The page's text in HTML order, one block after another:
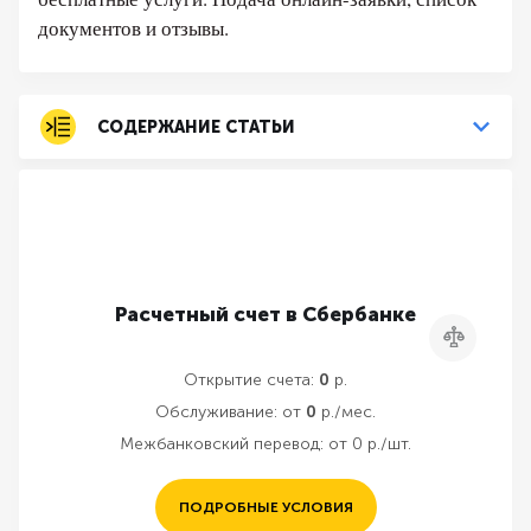
документов и отзывы.
СОДЕРЖАНИЕ СТАТЬИ
Расчетный счет в Сбербанке
Сравнить
Открытие счета: 0 р.
Обслуживание: от 0 р./мес.
Межбанковский перевод: от 0 р./шт.
ПОДРОБНЫЕ УСЛОВИЯ